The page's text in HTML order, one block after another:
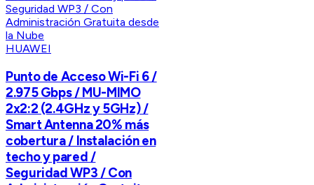
HUAWEI
Punto de Acceso Wi-Fi 6 /
2.975 Gbps / MU-MIMO
2x2:2 (2.4GHz y 5GHz) /
Smart Antenna 20% más
cobertura / Instalación en
techo y pared /
Seguridad WP3 / Con